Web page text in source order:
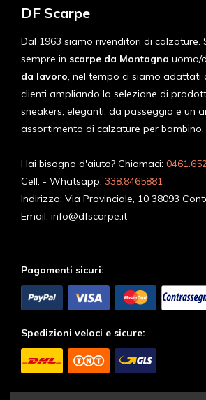
DF Scarpe
Dal 1963 siamo rivenditori di calzature.
sempre in scarpe da Montagna uomo/
da lavoro, nel tempo ci siamo adattati
clienti ampliando la selezione di
sneakers, eleganti, da passeggio e un
assortimento di calzature per bambino.
Hai bisogno d'aiuto? Chiamaci:
Cell. - Whatsapp: 338.8465881
Indirizzo: Via Provinciale, 10 38093
Email: info@dfscarpe.it
Pagamenti sicuri:
Spedizioni veloci e sicure:
Seguici sui Social: